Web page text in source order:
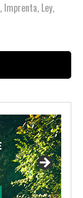
, Imprenta, Ley,